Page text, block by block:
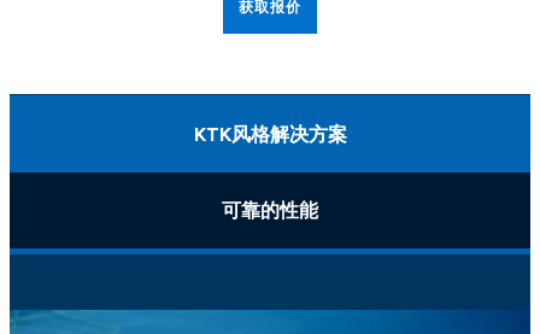
获取报价
KTK风格解决方案
可靠的性能